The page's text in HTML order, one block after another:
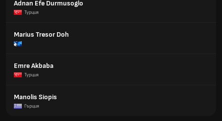
Adnan Efe Durmusoglo
Турция
Marius Tresor Doh
Emre Akbaba
Турция
Manolis Siopis
Гърция